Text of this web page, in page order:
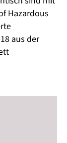
Hazardous
aus der